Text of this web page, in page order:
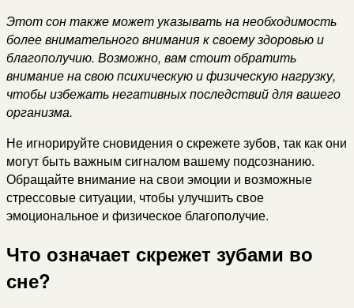
Этот сон также может указывать на необходимость
более внимательного внимания к своему здоровью и
благополучию. Возможно, вам стоит обратить
внимание на свою психическую и физическую нагрузку,
чтобы избежать негативных последствий для вашего
организма.
Не игнорируйте сновидения о скрежете зубов, так как они
могут быть важным сигналом вашему подсознанию.
Обращайте внимание на свои эмоции и возможные
стрессовые ситуации, чтобы улучшить свое
эмоциональное и физическое благополучие.
Что означает скрежет зубами во
сне?